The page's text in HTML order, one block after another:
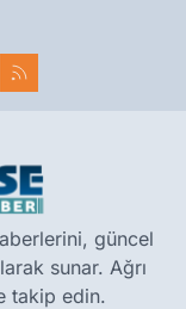
güncel
sunar. Ağrı
takip edin.